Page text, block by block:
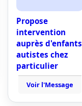
Propose
intervention
auprès d'enfants
autistes chez
particulier
Voir l'Message